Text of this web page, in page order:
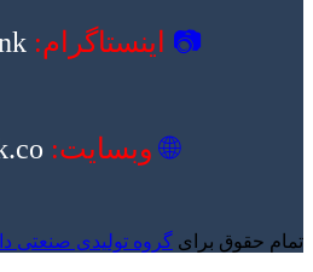
📷 اینستاگرام:
🌐 وبسایت:
تمام حقوق برای گروه تولیدی صنعتی